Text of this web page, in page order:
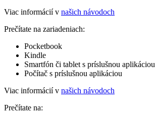
Viac informácií v našich návodoch
Prečítate na zariadeniach:
Pocketbook
Kindle
Smartfón či tablet s príslušnou aplikáciou
Počítač s príslušnou aplikáciou
Viac informácií v našich návodoch
Prečítate na: